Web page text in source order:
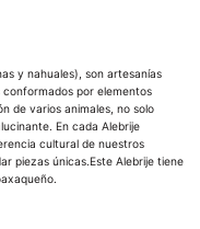
y nahuales), son artesanías
por elementos
de varios animales, no solo
En cada Alebrije
cultural de nuestros
piezas únicas.Este Alebrije tiene